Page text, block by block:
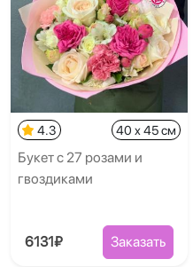
4.3 40 x 45 см
Букет с 27 розами и
гвоздиками
6131₽ Заказать